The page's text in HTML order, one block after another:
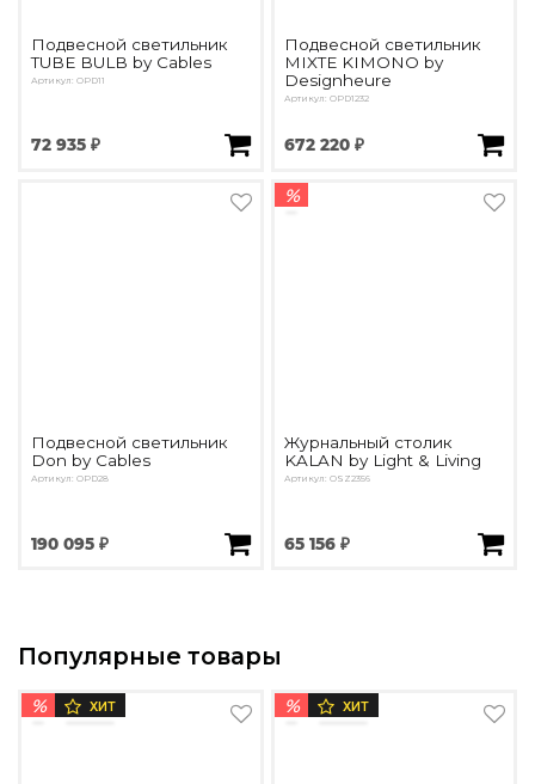
Подвесной светильник
TUBE BULB by Cables
Артикул: OPD11
72 935 ₽
Подвесной светильник
MIXTE KIMONO by
Designheure
Артикул: OPD1232
672 220 ₽
Подвесной светильник
Don by Cables
Артикул: OPD28
190 095 ₽
%
Журнальный столик
KALAN by Light & Living
Артикул: OSZ2356
65 156 ₽
Популярные товары
% ХИТ % ХИТ